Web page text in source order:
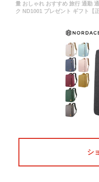
量 おしゃれ おすすめ 旅行 通勤
ク ND1001 プレゼント ギフト【
シ